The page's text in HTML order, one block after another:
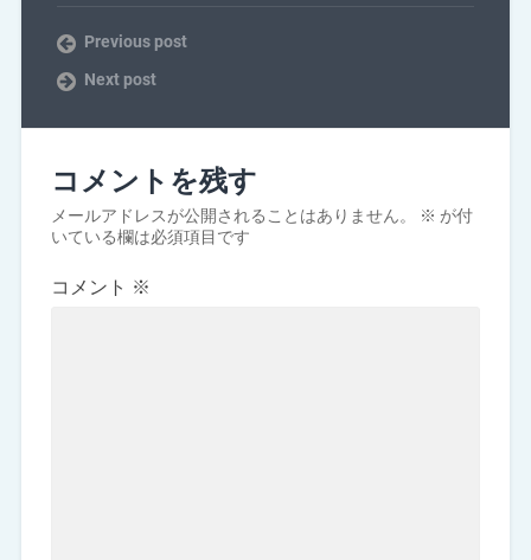
Previous post
Next post
コメントを残す
メールアドレスが公開されることはありません。 ※ が付
いている欄は必須項目です
コメント ※